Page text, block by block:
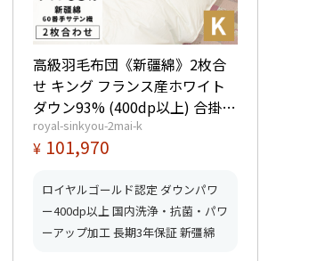
高級羽毛布団《新疆綿》2枚合
せ キング フランス産ホワイト
ダウン93% (400dp以上) 合掛
1.4kg、薄掛0.65kg 【5つ星ロイ
ヤルゴールド取得】【グッドふ
royal-sinkyou-2mai-k
¥ 101,970
ロイヤルゴールド認定 ダウンパワ
ー400dp以上 国内洗浄・抗菌・パワ
ーアップ加工 長期3年保証 新彊綿